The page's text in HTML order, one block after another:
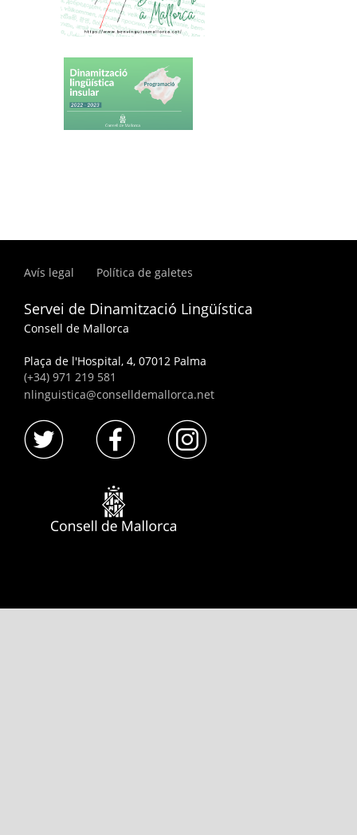
Avís legal Política de galetes
Servei de Dinamització Lingüística
Consell de Mallorca
Plaça de l'Hospital, 4, 07012 Palma
(+34) 971 219 581
nlinguistica@conselldemallorca.net